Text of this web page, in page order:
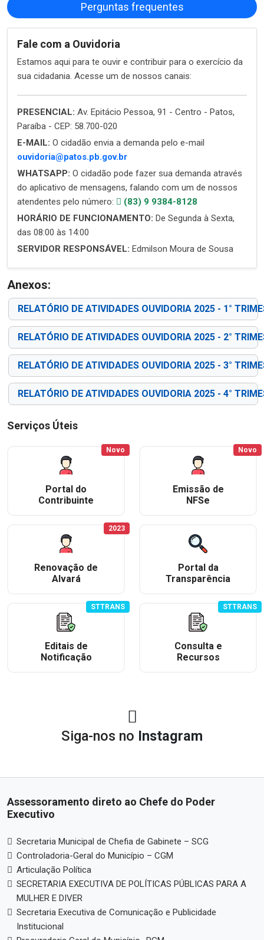
Perguntas frequentes
Fale com a Ouvidoria
Estamos aqui para te ouvir e contribuir para o exercício da
sua cidadania. Acesse um de nossos canais:
PRESENCIAL: Av. Epitácio Pessoa, 91 - Centro - Patos,
Paraíba - CEP: 58.700-020
E-MAIL: O cidadão envia a demanda pelo e-mail
ouvidoria@patos.pb.gov.br
WHATSAPP: O cidadão pode fazer sua demanda através
do aplicativo de mensagens, falando com um de nossos
atendentes pelo número:
(83) 9 9384-8128
HORÁRIO DE FUNCIONAMENTO: De Segunda à Sexta,
das 08:00 às 14:00
SERVIDOR RESPONSÁVEL: Edmilson Moura de Sousa
Anexos:
RELATÓRIO DE ATIVIDADES OUVIDORIA 2025 - 1°
RELATÓRIO DE ATIVIDADES OUVIDORIA 2025 - 2°
RELATÓRIO DE ATIVIDADES OUVIDORIA 2025 - 3°
RELATÓRIO DE ATIVIDADES OUVIDORIA 2025 - 4°
Serviços Úteis
Portal do
Contribuinte
Novo
Emissão de
NFSe
Novo
Renovação de
Alvará
2023
Portal da
Transparência
Editais de
Notificação
STTRANS
Consulta e
Recursos
STTRANS
Siga-nos no Instagram
Assessoramento direto ao Chefe do Poder
Executivo
Secretaria Municipal de Chefia de Gabinete – SCG
Controladoria-Geral do Município – CGM
Articulação Política
SECRETARIA EXECUTIVA DE POLÍTICAS PÚBLICAS PARA A
MULHER E DIVER
Secretaria Executiva de Comunicação e Publicidade
Institucional